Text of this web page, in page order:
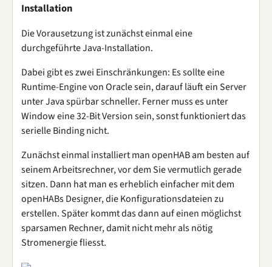
Installation
Die Vorausetzung ist zunächst einmal eine
durchgeführte Java-Installation.
Dabei gibt es zwei Einschränkungen: Es sollte eine
Runtime-Engine von Oracle sein, darauf läuft ein Server
unter Java spürbar schneller. Ferner muss es unter
Window eine 32-Bit Version sein, sonst funktioniert das
serielle Binding nicht.
Zunächst einmal installiert man openHAB am besten auf
seinem Arbeitsrechner, vor dem Sie vermutlich gerade
sitzen. Dann hat man es erheblich einfacher mit dem
openHABs Designer, die Konfigurationsdateien zu
erstellen. Später kommt das dann auf einen möglichst
sparsamen Rechner, damit nicht mehr als nötig
Stromenergie fliesst.